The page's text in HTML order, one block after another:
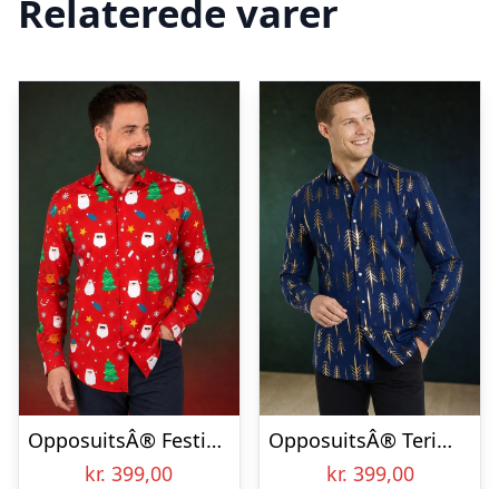
Relaterede varer
OpposuitsÂ® Festivity Red Skjorte
kr. 399,00
OpposuitsÂ® Teriffic Trees Skjorte
kr. 399,00